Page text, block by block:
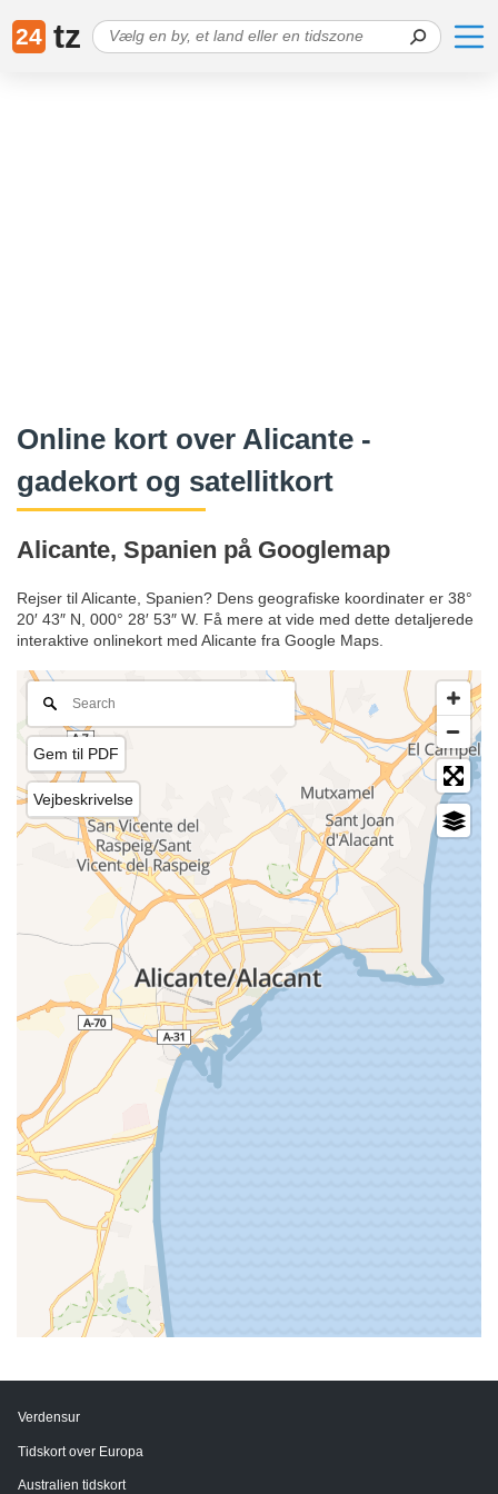
24 tz
Online kort over Alicante -
gadekort og satellitkort
Alicante, Spanien på Googlemap
Rejser til Alicante, Spanien? Dens geografiske koordinater er 38°
20′ 43″ N, 000° 28′ 53″ W. Få mere at vide med dette detaljerede
interaktive onlinekort med Alicante fra Google Maps.
Gem til PDF
Vejbeskrivelse
Verdensur
Tidskort over Europa
Australien tidskort